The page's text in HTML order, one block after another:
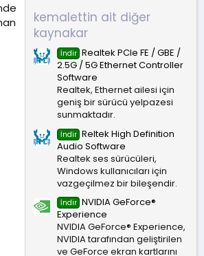
0
0
l
d
ı
kemalettin ait diğer
kaynakar
İndir Realtek PCIe FE / GBE /
2.5G / 5G Ethernet Controller
Software
Realtek, Ethernet ailesi için
geniş bir sürücü yelpazesi
sunmaktadır.
İndir Reltek High Definition
Audio Software
Realtek ses sürücüleri,
Windows kullanıcıları için
vazgeçilmez bir bileşendir.
İndir NVIDIA GeForce®
Experience
NVIDIA GeForce® Experience,
NVIDIA tarafından geliştirilen
ve GeForce ekran kartlarını